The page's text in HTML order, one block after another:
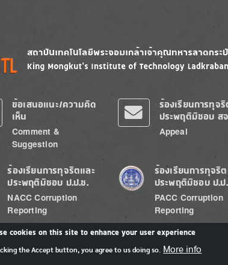
Image
ข้อเสนอแนะ/ความคิด
เห็น
Comment &
Suggestion
ร้องเรียนการทุจริ
ประพฤติมิชอบ ส
Appeal
ร้องเรียนการทุจริตและ
ประพฤติมิชอบ ป.ป.ช.
NACC Corruption
Reporting
Image
ร้องเรียนการทุจริ
ประพฤติมิชอบ ป.ป
PACC Corruption
Reporting
cookies on this site to enhance your user experience
the Accept button, you agree to us doing so. More info